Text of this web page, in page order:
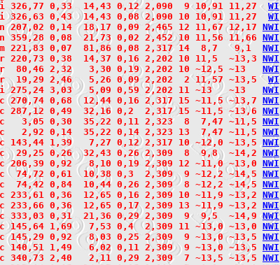
326,77 0,33  14,43 0,12 2,090  9 10,91 11,27
WI
326,63 0,43  14,43 0,08 2,090 10 10,91 11,27 WI
207,02 0,14  18,17 0,09 2,465 12 11,67 12,17
NWI
359,28 0,08  21,73 0,02 2,452 10 11,56 11,66
NWI
221,83 0,07  81,86 0,08 2,317 14  8,7   9,1
NWI
220,73 0,38  14,37 0,16 2,202 10 11,5  ~13,3 NWI
80,46 2,32   3,30 0,19 2,202 10 ~12,5 ~13
NWI
19,29 2,46   5,26 0,09 2,202  2 11,57 ~13,5 WI
275,24 3,03   5,09 0,59 2,202 11 ~13   ~13
NWI
270,74 0,68  12,44 0,16 2,317 15 ~11,5 ~13,7 NWI
287,12 0,49  32,16 0,2  2,317 15 ~11,5 ~13,6 NWI
3,05 0,30  35,22 0,11 2,323  8  7,47 ~11,5 NWI
2,92 0,14  35,22 0,14 2,323 13  7,47 ~11,5 NWI
143,44 1,39   7,27 0,12 2,317 10 ~12,0 ~13,5
NWI
29,25 0,26  32,43 0,26 2,309  8  9,8  ~14,2 NWI
206,39 0,92   8,10 0,19 2,309 12 ~11,0 ~13,0
NWI
74,72 0,61  10,38 0,3  2,309  9 ~12,2 ~14,5
NWI
74,42 0,84  10,44 0,26 2,309  8 ~12,2 ~14,5 NWI
233,61 0,36  12,65 0,16 2,309 10 ~11,9 ~13,2
NWI
233,66 0,36  12,65 0,17 2,309 13 ~11,9 ~13,2 NWI
333,03 0,31  21,36 0,29 2,309  9  9,5  ~14,9 NWI
145,64 1,69   7,53 0,4  2,309 11 ~13,0 ~13,0 NWI
145,29 0,92   8,03 0,25 2,309  9 ~13,0 ~13,5 NWI
140,51 1,49   6,02 0,11 2,309  9 ~13,0 ~13,5 NWI
340,73 2,40   2,11 0,29 2,309  7 ~13,5 ~13,5 NWI